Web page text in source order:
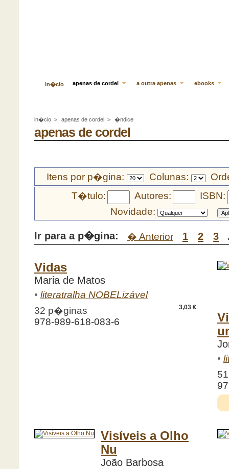
in�cio apenas de cordel a outra apenas ebooks
in�cio > apenas de cordel > �ndice
apenas de cordel
Itens por p�gina: Colunas:
T�tulo:
Autores:
ISBN:
Novidade:
Ir para a p�gina: � Anterior 1 2 3
Vidas
Maria de Matos
• literatralha NOBELizável
3,03 €
32 p�ginas
978-989-618-083-6
•
Visíveis a Olho
Nu
João Barbosa